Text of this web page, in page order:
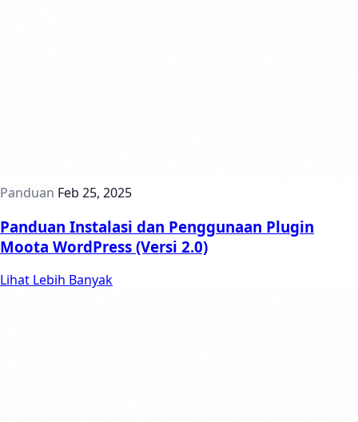
Panduan Feb 25, 2025
Panduan Instalasi dan Penggunaan Plugin
Moota WordPress (Versi 2.0)
Lihat Lebih Banyak